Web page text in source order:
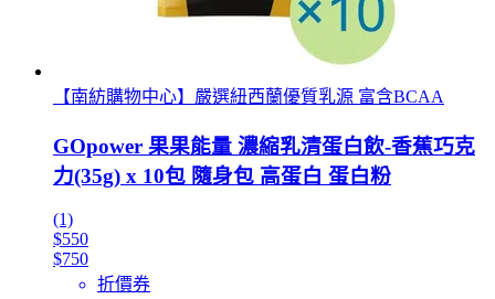
【南紡購物中心】嚴選紐西蘭優質乳源 富含BCAA
GOpower 果果能量 濃縮乳清蛋白飲-香蕉巧克
力(35g) x 10包 隨身包 高蛋白 蛋白粉
(1)
$550
$750
折價券